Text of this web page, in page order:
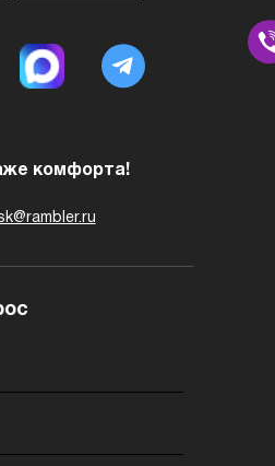
комфорта!